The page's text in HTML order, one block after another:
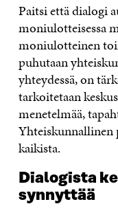
Paitsi että dialogi
moniulotteisessa
moniulotteinen
puhutaan
yhteydessä, on
tarkoitetaan
menetelmää,
Yhteiskunnallinen
kaikista.
Dialogista
synnyttää